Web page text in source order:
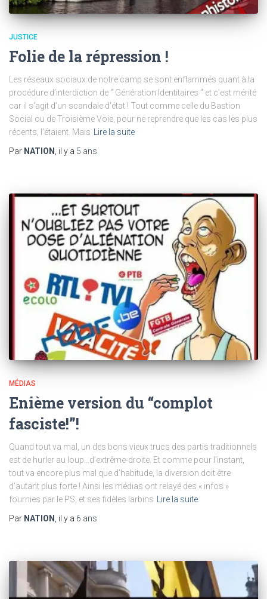
JUSTICE
Folie de la répression !
Les réseaux sociaux de notre camp se sont enflammés quant à la
procédure d’interdiction de ” Génération Identitaires ” et c’est mérité
car il s’agit d’un scandale d’état ! Tout comme celle du Bastion
Social ou de Troisième Voie, pour ne reprendre que les cas les plus
récents, l’étaient. Mais Lire la suite
Par NATION , il y a 5 ans
MÉDIAS
Enième version du “complot
fasciste!”!
Quand tout va mal, un des bons vieux trucs des partis traditionnels
est de hurler au loup…d’extrême-droite. Et comme pour l’instant,
tout va encore plus mal que d’habitude, la diversion doit être
d’autant plus forte ! Ainsi les médias ont relayé des « infos »
fournies par le PS, et ses fidèles larbins
Lire la suite
Par NATION , il y a 6 ans